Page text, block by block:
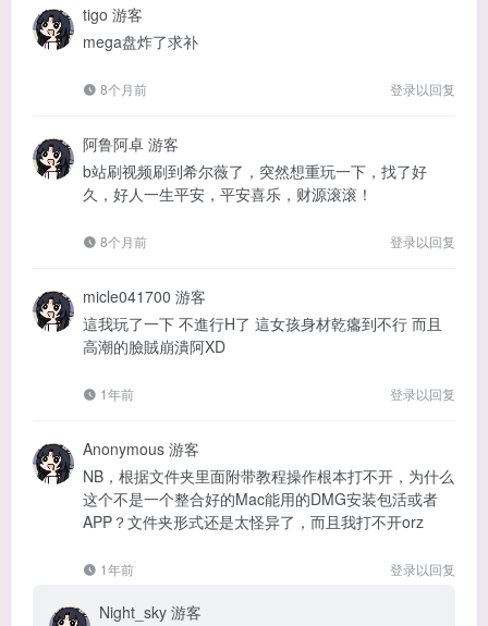
tigo 游客
mega盘炸了求补
8个月前 登录以回复
阿鲁阿卓 游客
b站刷视频刷到希尔薇了，突然想重玩一下，找了好
久，好人一生平安，平安喜乐，财源滚滚！
8个月前 登录以回复
micle041700 游客
這我玩了一下 不進行H了 這女孩身材乾癟到不行 而且
高潮的臉賊崩潰阿XD
1年前 登录以回复
Anonymous 游客
NB，根据文件夹里面附带教程操作根本打不开，为什么
这个不是一个整合好的Mac能用的DMG安装包活或者
APP？文件夹形式还是太怪异了，而且我打不开orz
1年前 登录以回复
Night_sky 游客